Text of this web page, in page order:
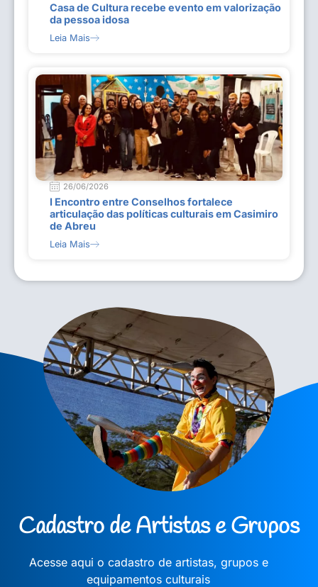
Casa de Cultura recebe evento em valorização
da pessoa idosa
Leia Mais
26/06/2026
I Encontro entre Conselhos fortalece
articulação das políticas culturais em Casimiro
de Abreu
Leia Mais
Cadastro de Artistas e Grupos
Acesse aqui o cadastro de artistas, grupos e
equipamentos culturais